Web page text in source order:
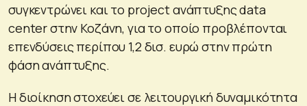
συγκεντρώνει και το project ανάπτυξης data
center στην Κοζάνη, για το οποίο προβλέπονται
επενδύσεις περίπου 1,2 δισ. ευρώ στην πρώτη
φάση ανάπτυξης.
Η διοίκηση στοχεύει σε λειτουργική δυναμικότητα